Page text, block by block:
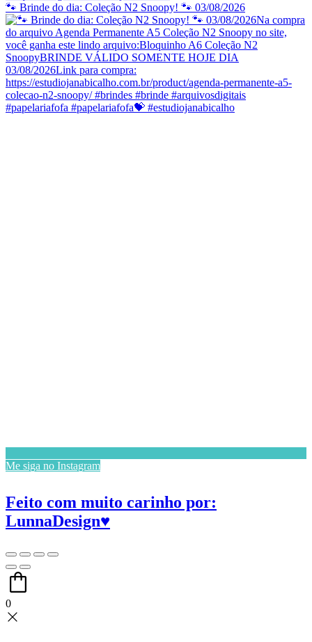
🐾 Brinde do dia: Coleção N2 Snoopy! 🐾 03/08/2026
Me siga no Instagram
Feito com muito carinho por:
LunnaDesign♥
0